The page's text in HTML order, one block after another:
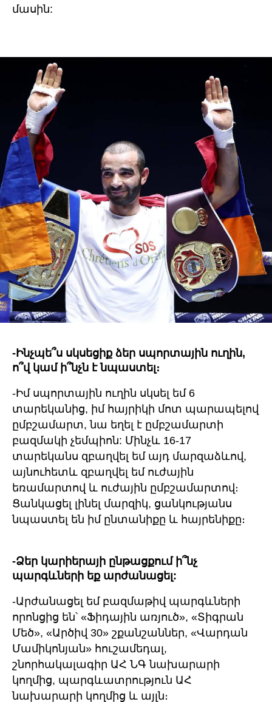
մասին:
-Ինչպե՞ս սկսեցիք ձեր սպորտային ուղին,
ո՞վ կամ ի՞նչն է նպաստել։
-Իմ սպորտային ուղին սկսել եմ 6
տարեկանից, իմ հայրիկի մոտ պարապելով
ըմբշամարտ, նա եղել է ըմբշամարտի
բազմակի չեմպիոն: Մինչև 16-17
տարեկանս զբաղվել եմ այդ մարզաձևով,
այնուհետև զբաղվել եմ ուժային
եռամարտով և ուժային ըմբշամարտով։
Ցանկացել լինել մարզիկ, ցանկությանս
նպաստել են իմ ընտանիքը և հայրենիքը։
-Ձեր կարիերայի ընթացքում ի՞նչ
պարգևների եք արժանացել:
-Արժանացել եմ բազմաթիվ պարգևների
որոնցից են՝ «Ֆիդային առյուծ», «Տիգրան
Մեծ», «Արծիվ 30» շքանշաններ, «Վարդան
Մամիկոնյան» հուշամեդալ,
շնորհակալագիր ԱՀ ՆԳ նախարարի
կողմից, պարգևատրություն ԱՀ
նախարարի կողմից և այլն։